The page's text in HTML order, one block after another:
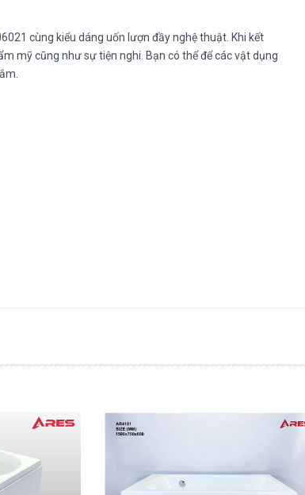
cùng kiểu dáng uốn lượn đầy nghệ thuật. Khi kết
mỹ cũng như sự tiện nghi. Bạn có thể để các vật dụng